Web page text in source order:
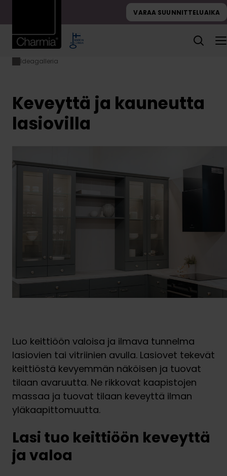
VARAA SUUNNITTELUAIKA
Etusivu
Ideagalleria
Keveyttä
Keveyttä ja kauneutta
lasiovilla
Luo keittiöön valoisa ja ilmava tunnelma
lasiovien tai vitriinien avulla. Lasiovet tekevät
keittiöstä kevyemmän näköisen ja tuovat
tilaan avaruutta. Ne rikkovat kaapistojen
massaa ja tuovat tilaan keveyttä ilman
yläkaapittomuutta.
Lasi tuo keittiöön keveyttä
ja valoa